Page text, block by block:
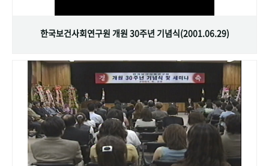
한국보건사회연구원 개원 30주년 기념식(2001.06.29)